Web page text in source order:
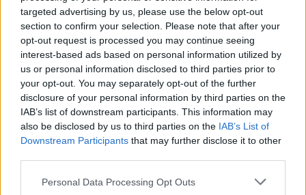
targeted advertising by us, please use the below opt-out
section to confirm your selection. Please note that after your
opt-out request is processed you may continue seeing
interest-based ads based on personal information utilized by
us or personal information disclosed to third parties prior to
your opt-out. You may separately opt-out of the further
disclosure of your personal information by third parties on the
IAB’s list of downstream participants. This information may
also be disclosed by us to third parties on the IAB’s List of
Downstream Participants that may further disclose it to other
Personal Data Processing Opt Outs
spreads εκτιμάται στις 39 μονάδες βάσης.
«Στις ΗΠΑ οι ανησυχίες μας είναι λιγότερο
άμεσες και περισσότερο διαρθρωτικές. Η
οικονομία δέχεται ταυτόχρονα θετικές και
αρνητικές επιδράσεις από την τεχνητή
νοημοσύνη, αλλά προς το παρόν οι θετικές
επιδράσεις αποδεικνύονται ισχυρότερες από
ό,τι αναμέναμε», αναφέρουν.
Πώς επηρεάζει η χαμηλότερη
πιστοληπτική αξιολόγηση